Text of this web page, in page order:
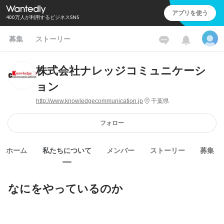
400万人が利用するビジネスSNS アプリを使う
募集 ストーリー
株式会社ナレッジコミュニケーシ
ョン
http://www.knowledgecommunication.jp 千葉県
フォロー
ホーム 私たちについて メンバー ストーリー 募集
なにをやっているのか